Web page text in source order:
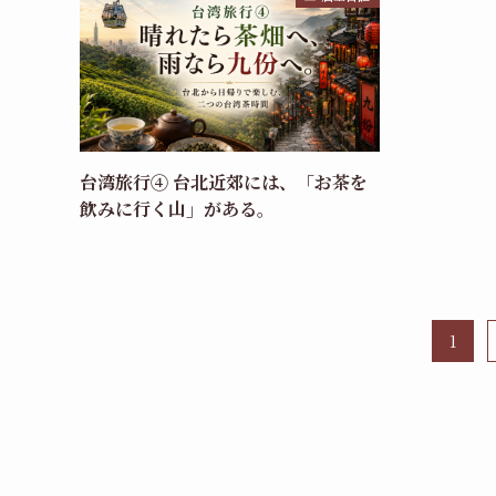
台湾旅行④ 台北近郊には、「お茶を
飲みに行く山」がある。
1